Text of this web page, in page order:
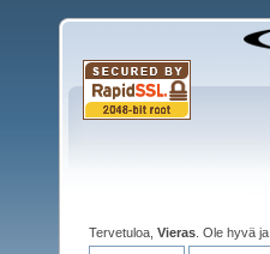
Tervetuloa, Vieras . Ole hyvä ja